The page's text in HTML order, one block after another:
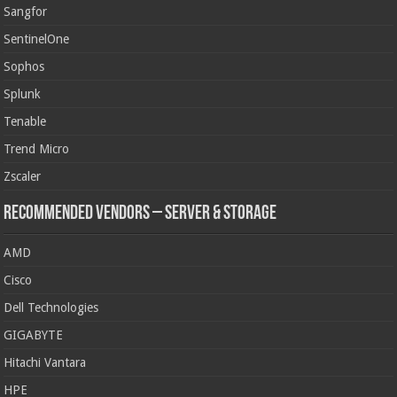
Sangfor
SentinelOne
Sophos
Splunk
Tenable
Trend Micro
Zscaler
Recommended Vendors – Server & Storage
AMD
Cisco
Dell Technologies
GIGABYTE
Hitachi Vantara
HPE